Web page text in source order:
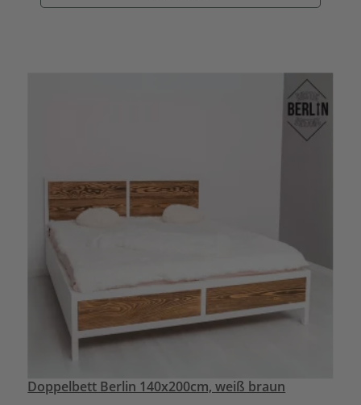
Doppelbett Berlin 140x200cm, weiß braun